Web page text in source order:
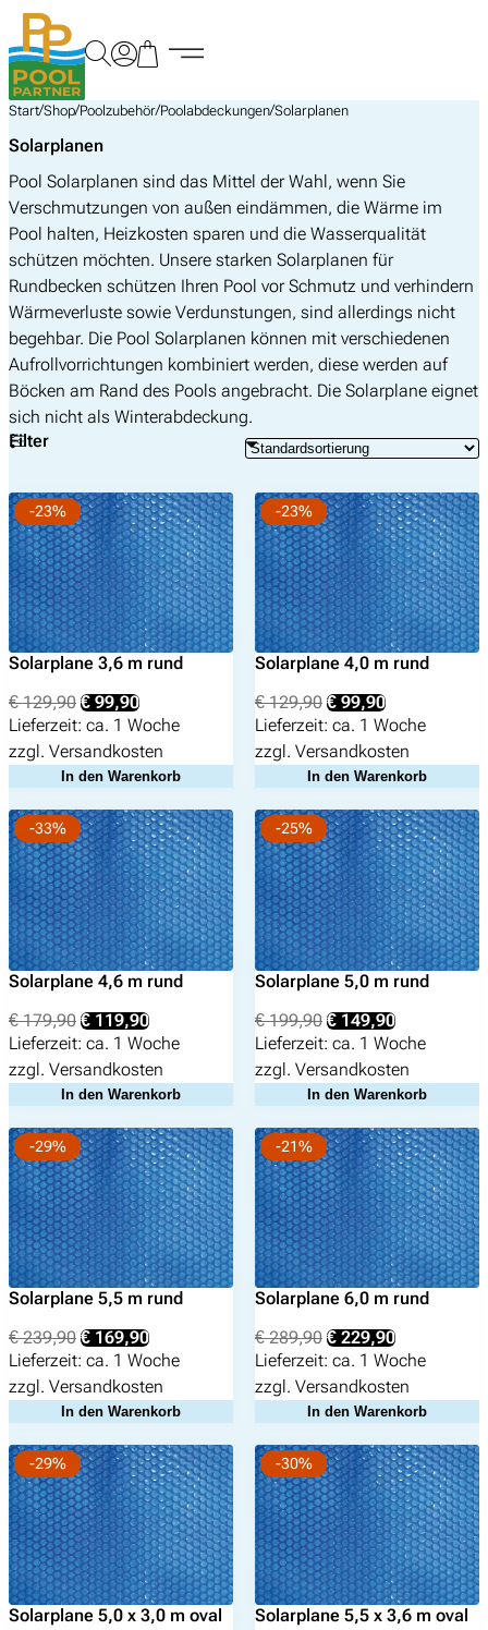
Zum
Inhalt
springen
Start/Shop/Poolzubehör/Poolabdeckungen/Solarplanen
Solarplanen
Pool Solarplanen sind das Mittel der Wahl, wenn Sie
Verschmutzungen von außen eindämmen, die Wärme im
Pool halten, Heizkosten sparen und die Wasserqualität
schützen möchten. Unsere starken Solarplanen für
Rundbecken schützen Ihren Pool vor Schmutz und verhindern
Wärmeverluste sowie Verdunstungen, sind allerdings nicht
begehbar. Die Pool Solarplanen können mit verschiedenen
Aufrollvorrichtungen kombiniert werden, diese werden auf
Böcken am Rand des Pools angebracht. Die Solarplane eignet
sich nicht als Winterabdeckung.
Filter
-23%
Solarplane 3,6 m rund
€129,90 Ursprünglicher
Preis
war:
€ 129,90
€ 99,90Aktueller
Preis
ist:
€ 99,90.
Lieferzeit: ca. 1 Woche
zzgl. Versandkosten
In den Warenkorb
-23%
Solarplane 4,0 m rund
€129,90 Ursprünglicher
Preis
war:
€ 129,90
€ 99,90Aktueller
Preis
ist:
€ 99,90.
Lieferzeit: ca. 1 Woche
zzgl. Versandkosten
In den Warenkorb
-33%
Solarplane 4,6 m rund
€179,90 Ursprünglicher
Preis
war:
€ 179,90
€ 119,90Aktueller
Preis
€ 119,90.
Lieferzeit: ca. 1 Woche
zzgl. Versandkosten
In den Warenkorb
-25%
Solarplane 5,0 m rund
€199,90 Ursprünglicher
Preis
war:
€ 199,90
€ 149,90Aktueller
Preis
€ 149,90.
Lieferzeit: ca. 1 Woche
zzgl. Versandkosten
In den Warenkorb
-29%
Solarplane 5,5 m rund
€239,90 Ursprünglicher
Preis
war:
€ 239,90
€ 169,90Aktueller
Preis
ist:
€ 169,90.
Lieferzeit: ca. 1 Woche
zzgl. Versandkosten
In den Warenkorb
-21%
Solarplane 6,0 m rund
€289,90 Ursprünglicher
Preis
war:
€ 289,90
€ 229,90Aktueller
Preis
ist:
€ 229,90.
Lieferzeit: ca. 1 Woche
zzgl. Versandkosten
In den Warenkorb
-29%
Solarplane 5,0 x 3,0 m oval
-30%
Solarplane 5,5 x 3,6 m oval